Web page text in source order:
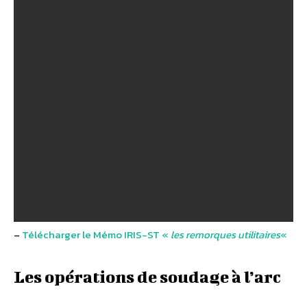
– Télécharger le Mémo IRIS-ST « les remorques utilitaires«
Les opérations de soudage à l’arc